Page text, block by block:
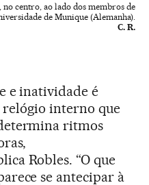
centro, ao lado dos membros de
de Munique (Alemanha).
C. R.
e inatividade é
interno que
ritmos
Robles. “O que
se antecipar à